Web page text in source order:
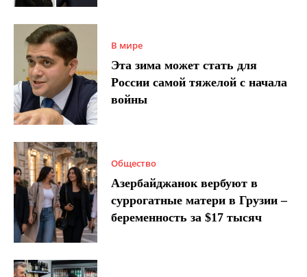
В мире
Эта зима может стать для
России самой тяжелой с начала
войны
Общество
Азербайджанок вербуют в
суррогатные матери в Грузии –
беременность за $17 тысяч